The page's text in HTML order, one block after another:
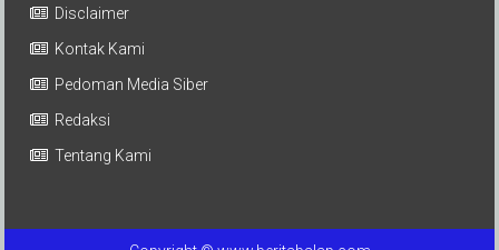
Disclaimer
Kontak Kami
Pedoman Media Siber
Redaksi
Tentang Kami